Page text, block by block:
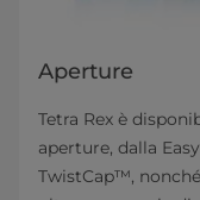
Aperture
Tetra Rex è
aperture, dalla
TwistCap™,